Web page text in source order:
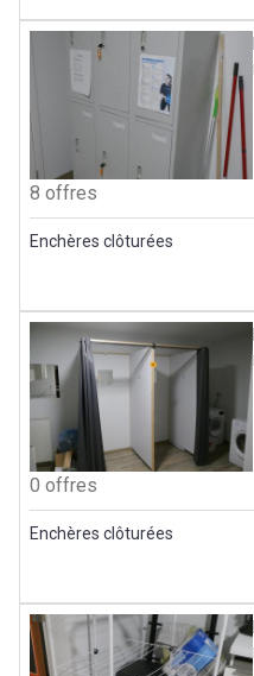
8 offres
Enchères clôturées
0 offres
Enchères clôturées